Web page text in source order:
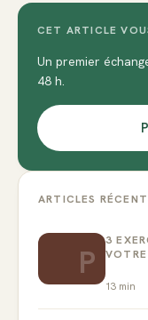
CET ARTICLE
Un premier
48 h.
ARTICLES
P
3
13 min